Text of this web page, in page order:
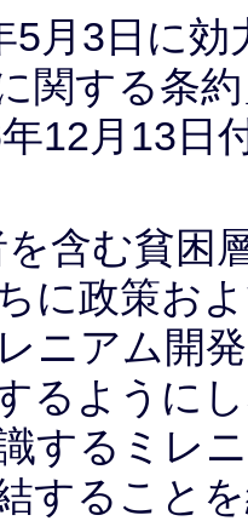
5月3日に
関する条
12月13日
含む貧困
に政策お
ニアム開
るように
するミレ
すること